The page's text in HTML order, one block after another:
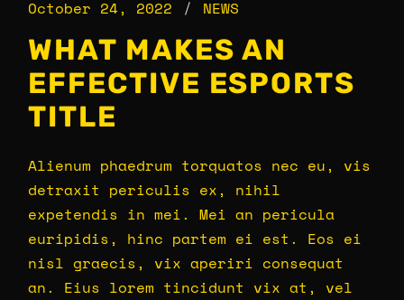
October 24, 2022 NEWS
WHAT MAKES AN
EFFECTIVE ESPORTS
TITLE
Alienum phaedrum torquatos nec eu, vis
detraxit periculis ex, nihil
expetendis in mei. Mei an pericula
euripidis, hinc partem ei est. Eos ei
nisl graecis, vix aperiri consequat
an. Eius lorem tincidunt vix at, vel